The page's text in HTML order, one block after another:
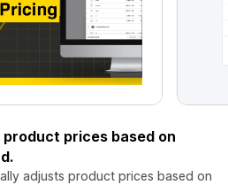
prices based on
adjusts product prices based on